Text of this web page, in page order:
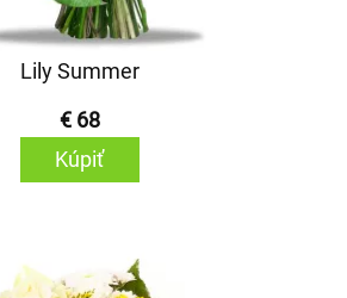
Lily Summer
€ 68
Kúpiť